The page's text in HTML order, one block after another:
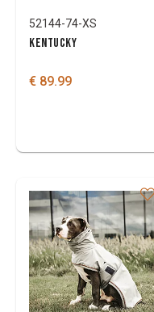
52144-74-XS
KENTUCKY
€ 89.99